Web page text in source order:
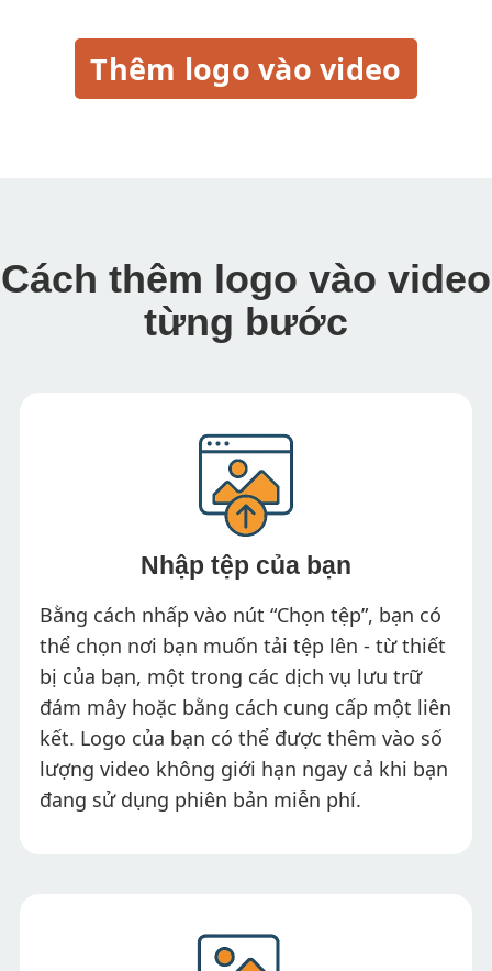
Thêm logo vào video
Cách thêm logo vào video
từng bước
Nhập tệp của bạn
Bằng cách nhấp vào nút “Chọn tệp”, bạn có
thể chọn nơi bạn muốn tải tệp lên - từ thiết
bị của bạn, một trong các dịch vụ lưu trữ
đám mây hoặc bằng cách cung cấp một liên
kết. Logo của bạn có thể được thêm vào số
lượng video không giới hạn ngay cả khi bạn
đang sử dụng phiên bản miễn phí.